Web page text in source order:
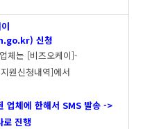
신청
체는 [비즈오케이]-
원신청내역]에서
업체에 한해서 SMS 발송 ->
로 진행